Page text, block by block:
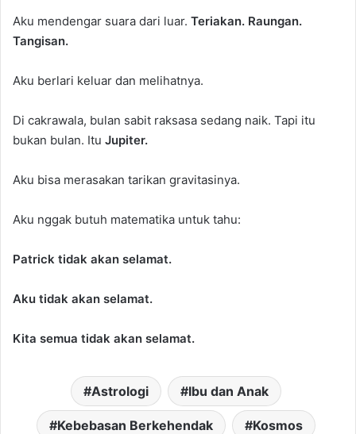
Aku mendengar suara dari luar. Teriakan. Raungan.
Tangisan.
Aku berlari keluar dan melihatnya.
Di cakrawala, bulan sabit raksasa sedang naik. Tapi itu
bukan bulan. Itu Jupiter.
Aku bisa merasakan tarikan gravitasinya.
Aku nggak butuh matematika untuk tahu:
Patrick tidak akan selamat.
Aku tidak akan selamat.
Kita semua tidak akan selamat.
Astrologi Ibu dan Anak
Kebebasan Berkehendak Kosmos